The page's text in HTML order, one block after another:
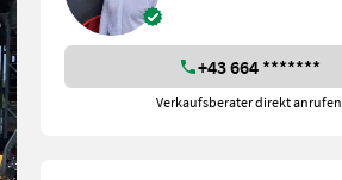
+43 664 *******
Verkaufsberater direkt anrufen